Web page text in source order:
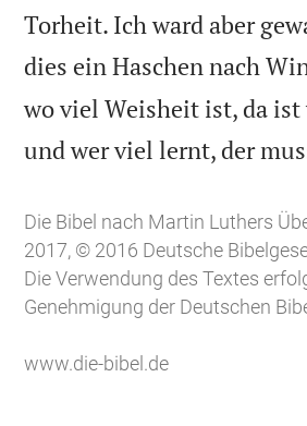
Torheit. Ich ward aber
dies ein Haschen nach
wo viel Weisheit ist, da ist
und wer viel lernt, der
Die Bibel nach Martin Luthers
2017, © 2016 Deutsche
Die Verwendung des Textes
Genehmigung der Deutschen
www.die-bibel.de